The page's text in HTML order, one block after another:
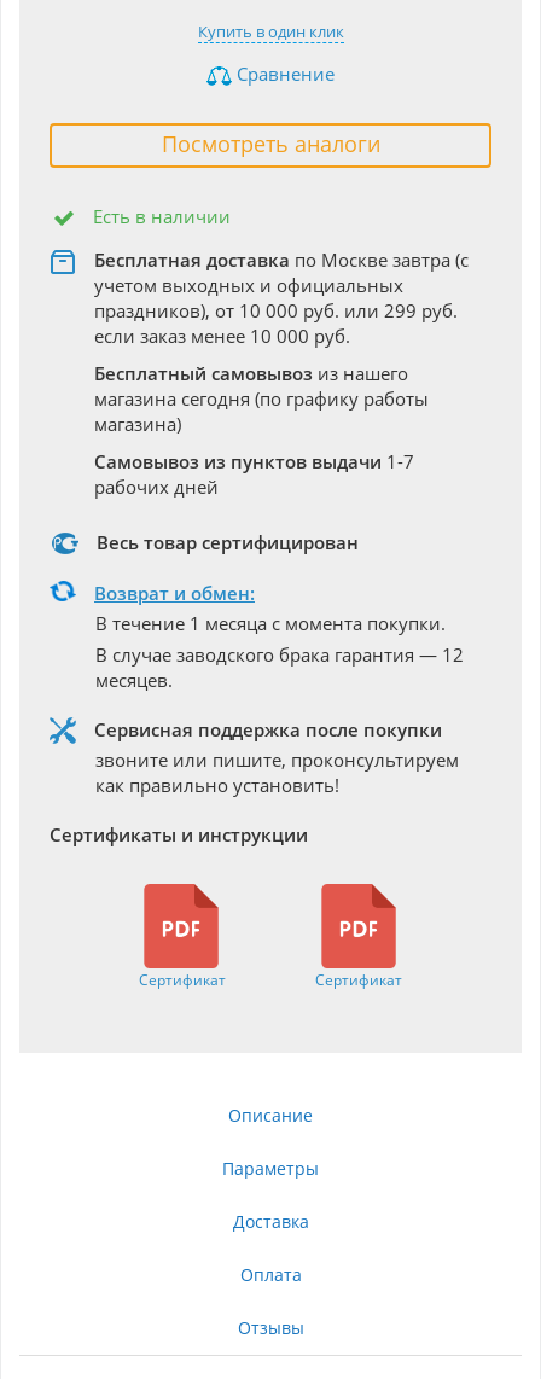
Купить в один клик
Сравнение
Посмотреть аналоги
Есть в наличии
Бесплатная доставка по Москве завтра (с
учетом выходных и официальных
праздников), от 10 000 руб. или 299 руб.
если заказ менее 10 000 руб.
Бесплатный самовывоз из нашего
магазина сегодня (по графику работы
магазина)
Самовывоз из пунктов выдачи 1-7
рабочих дней
Весь товар сертифицирован
Возврат и обмен:
В течение 1 месяца с момента покупки.
В случае заводского брака гарантия — 12
месяцев.
Сервисная поддержка после покупки
звоните или пишите, проконсультируем
как правильно установить!
Сертификаты и инструкции
Сертификат Сертификат
Описание
Параметры
Доставка
Оплата
Отзывы